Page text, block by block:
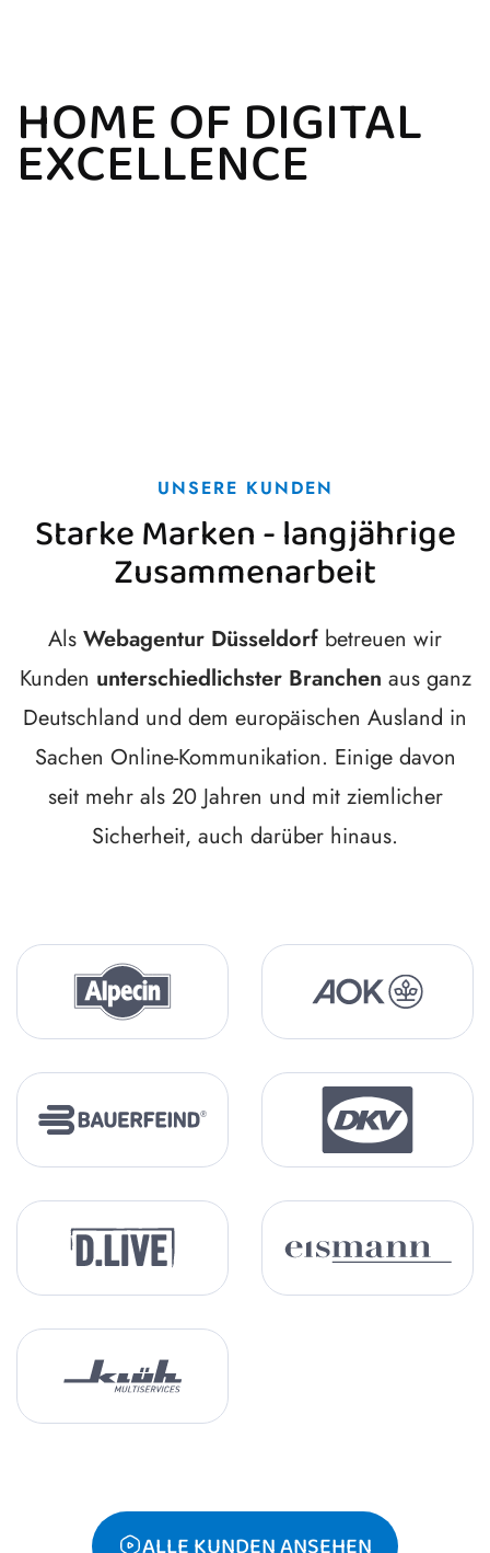
HOME OF DIGITAL
EXCELLENCE
UNSERE KUNDEN
Starke Marken - langjährige
Zusammenarbeit
Als Webagentur Düsseldorf betreuen wir
Kunden unterschiedlichster Branchen aus ganz
Deutschland und dem europäischen Ausland in
Sachen Online-Kommunikation. Einige davon
seit mehr als 20 Jahren und mit ziemlicher
Sicherheit, auch darüber hinaus.